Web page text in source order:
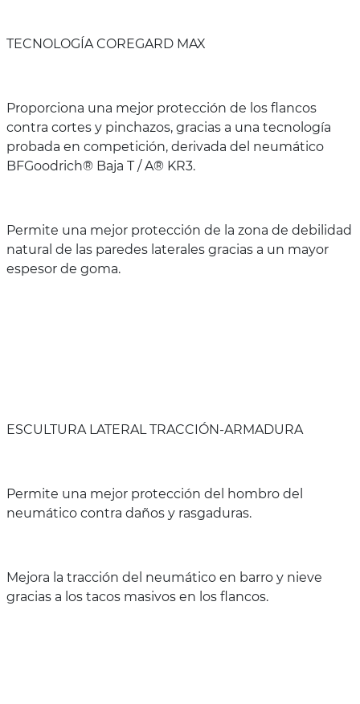
TECNOLOGÍA COREGARD MAX
Proporciona una mejor protección de los flancos
contra cortes y pinchazos, gracias a una tecnología
probada en competición, derivada del neumático
BFGoodrich® Baja T / A® KR3.
Permite una mejor protección de la zona de debilidad
natural de las paredes laterales gracias a un mayor
espesor de goma.
ESCULTURA LATERAL TRACCIÓN-ARMADURA
Permite una mejor protección del hombro del
neumático contra daños y rasgaduras.
Mejora la tracción del neumático en barro y nieve
gracias a los tacos masivos en los flancos.